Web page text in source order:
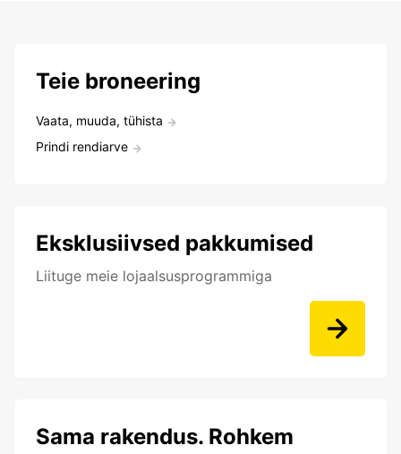
Teie broneering
Vaata, muuda, tühista
Prindi rendiarve
Eksklusiivsed pakkumised
Liituge meie lojaalsusprogrammiga
Sama rakendus. Rohkem